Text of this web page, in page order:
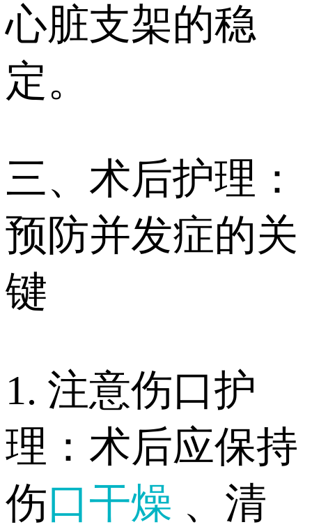
心脏支架的稳
定。
三、术后护理：
预防并发症的关
键
1. 注意伤口护
理：术后应保持
伤口干燥 、清